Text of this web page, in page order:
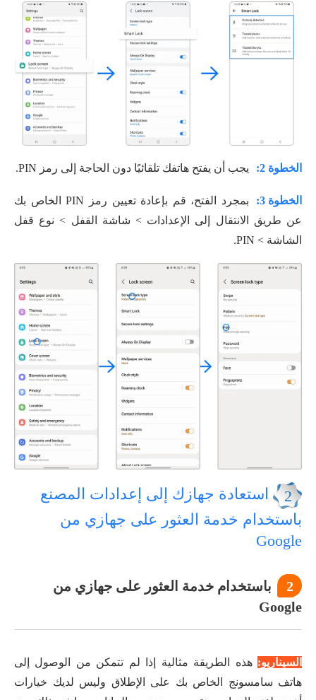
الخطوة 2: يجب أن يفتح هاتفك تلقائيًا دون الحاجة إلى رمز PIN.
الخطوة 3:
بمجرد الفتح، قم بإعادة تعيين رمز PIN الخاص بك
عن طريق الانتقال إلى الإعدادات > شاشة القفل > نوع قفل
الشاشة > PIN.
2
استعادة جهازك إلى إعدادات المصنع
باستخدام خدمة العثور على جهازي من
Google
2
باستخدام خدمة العثور على جهازي من
Google
السيناريو: هذه الطريقة مثالية إذا لم تتمكن من الوصول إلى
هاتف سامسونج الخاص بك على الإطلاق وليس لديك خيارات